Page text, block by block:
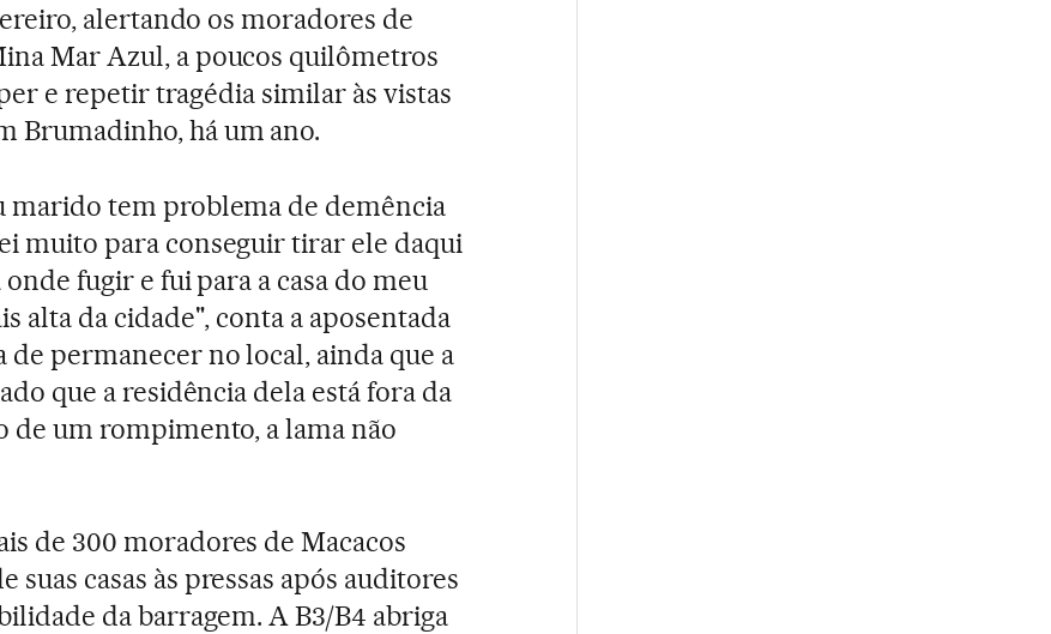
alertando os moradores de
Mar Azul, a poucos quilômetros
e repetir tragédia similar às vistas
Brumadinho, há um ano.
marido tem problema de demência
muito para conseguir tirar ele daqui
onde fugir e fui para a casa do meu
alta da cidade", conta a aposentada
de permanecer no local, ainda que a
que a residência dela está fora da
de um rompimento, a lama não
de 300 moradores de Macacos
suas casas às pressas após auditores
da barragem. A B3/B4 abriga